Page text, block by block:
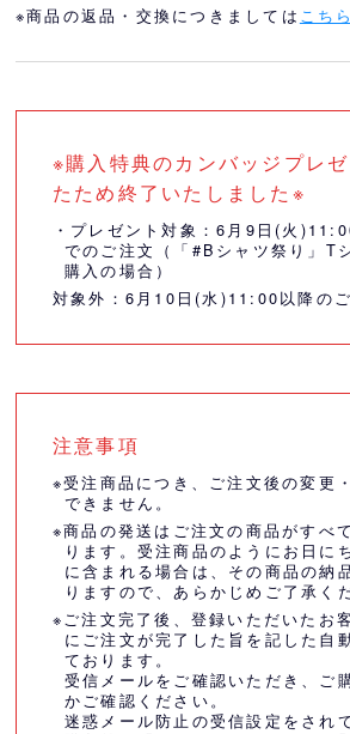
※商品の返品・交換につきましては こちら
※購入特典のカンバッジプレ
たため終了いたしました※
・プレゼント対象：6月9日(火
でのご注文（「#Bシャツ祭り」T
購入の場合）
対象外：6月10日(水)11:00以降の
注意事項
※受注商品につき、ご注文後の変更
できません。
※商品の発送はご注文の商品がすべ
ります。受注商品のようにお日に
に含まれる場合は、その商品の納
りますので、あらかじめご了承く
※ご注文完了後、登録いただいたお
にご注文が完了した旨を記した自
ております。
受信メールをご確認いただき、ご
かご確認ください。
迷惑メール防止の受信設定をされ